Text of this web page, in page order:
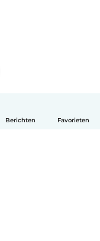
Berichten Favorieten